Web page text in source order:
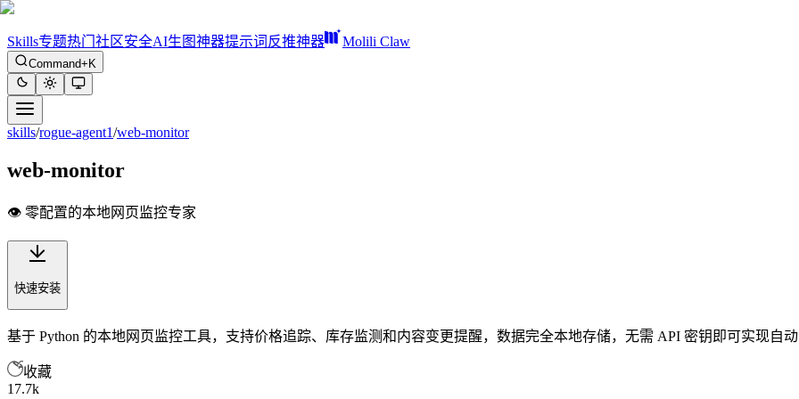
Skills专题热门 社区安全AI生图神器提示词反推神器 Molili Claw
Command+K
skills/rogue-agent1/web-monitor
web-monitor
👁️ 零配置的本地网页监控专家
快速安装
基于 Python 的本地网页监控工具，支持价格追踪、库存监测和内容变更提醒，数据完全本地存储，无需 API 密钥即可实现自动
收藏
17.7k